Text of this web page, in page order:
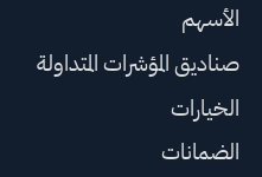
الأسهم
صناديق المؤشرات المتداولة
الخيارات
الضمانات